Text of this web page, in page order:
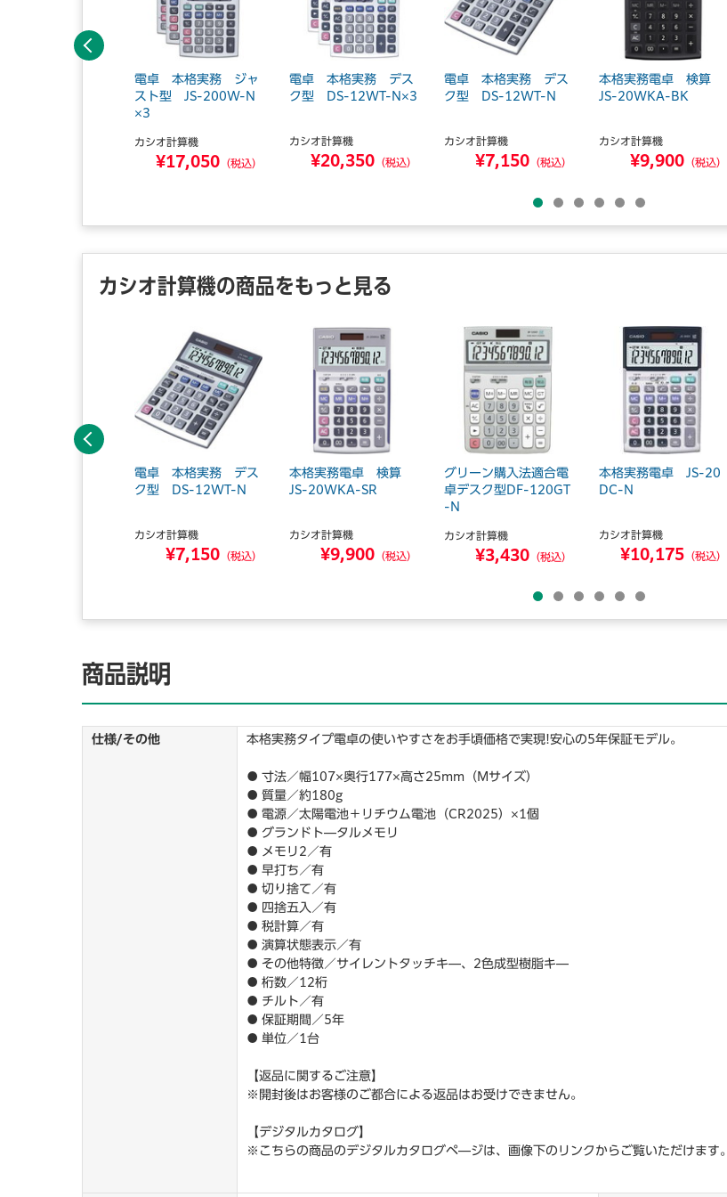
電卓 本格実務 ジャ
スト型 JS-200W-N
×3
カシオ計算機
¥17,050 （税込）
電卓 本格実務 デス
ク型 DS-12WT-N×3
カシオ計算機
¥20,350 （税込）
電卓 本格実務 デス
ク型 DS-12WT-N
カシオ計算機
¥7,150 （税込）
本格実務電卓 検算
JS-20WKA-BK
カシオ計算機
¥9,900 （税込）
前へ
カシオ計算機の商品をもっと見る
電卓 本格実務 デス
ク型 DS-12WT-N
カシオ計算機
¥7,150 （税込）
本格実務電卓 検算
JS-20WKA-SR
カシオ計算機
¥9,900 （税込）
グリーン購入法適合電
卓デスク型DF-120GT
-N
カシオ計算機
¥3,430 （税込）
本格実務電卓 JS-20
DC-N
カシオ計算機
¥10,175 （税込）
前へ
商品説明
仕様/その他 本格実務タイプ電卓の使いやすさをお手頃価格で実現!安心の5年保証モデル。
● 寸法／幅107×奥行177×高さ25mm（Mサイズ）
● 質量／約180g
● 電源／太陽電池＋リチウム電池（CR2025）×1個
● グランドト―タルメモリ
● メモリ2／有
● 早打ち／有
● 切り捨て／有
● 四捨五入／有
● 税計算／有
● 演算状態表示／有
● その他特徴／サイレントタッチキ―、2色成型樹脂キ―
● 桁数／12桁
● チルト／有
● 保証期間／5年
● 単位／1台
【返品に関するご注意】
※開封後はお客様のご都合による返品はお受けできません。
【デジタルカタログ】
※こちらの商品のデジタルカタログペ―ジは、画像下のリンクからご覧いただけます。